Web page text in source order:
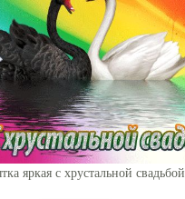
яркая с хрустальной свадьбой